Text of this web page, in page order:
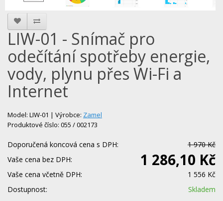
LIW-01 - Snímač pro
odečítání spotřeby energie,
vody, plynu přes Wi-Fi a
Internet
Model: LIW-01 | Výrobce: Zamel
Produktové číslo: 055 / 002173
Doporučená koncová cena s DPH:
1 970 Kč
Vaše cena bez DPH:
1 286,10 Kč
Vaše cena včetně DPH:
1 556 Kč
Dostupnost:
Skladem